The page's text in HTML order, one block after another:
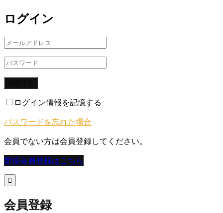
ログイン
ログイン情報を記憶する
パスワードを忘れた場合
会員でない方は会員登録してください。
新規会員登録はこちら

会員登録